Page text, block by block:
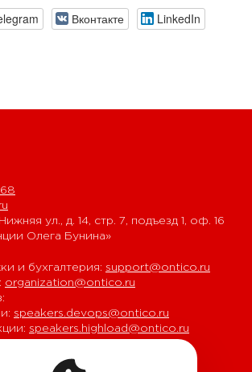
Вконтакте LinkedIn
ул., д. 14, стр. 7, подъезд 1, оф. 16
Олега Бунина»
и бухгалтерия: support@ontico.ru
organization@ontico.ru
speakers.devops@ontico.ru
speakers.highload@ontico.ru